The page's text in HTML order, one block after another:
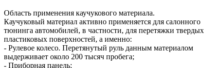
Область применения каучукового материала.
Каучуковый материал активно применяется для салонного
тюнинга автомобилей, в частности, для перетяжки твердых
пластиковых поверхностей, а именно:
- Рулевое колесо. Перетянутый руль данным материалом
выдерживает около 200 тысяч пробега;
- Приборная панель;